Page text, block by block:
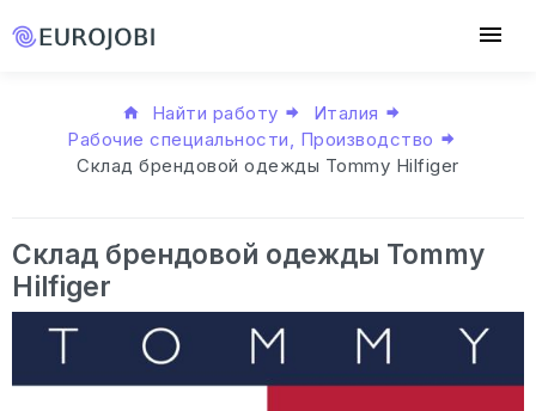
Найти работу
Италия
Рабочие специальности, Производство
Склад брендовой одежды Tommy Hilfiger
Склад брендовой одежды Tommy
Hilfiger